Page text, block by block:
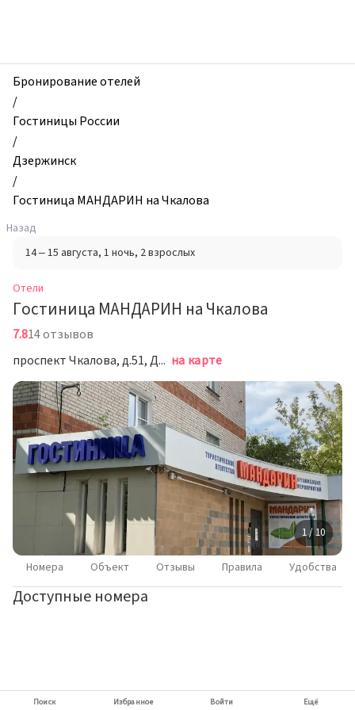
Гостиница
МАНДАРИН
на
Чкалова,
Дзержинск,
Россия
Бронирование отелей
/
Гостиницы России
/
Дзержинск
/
Гостиница МАНДАРИН на Чкалова
Назад
14 – 15 августа, 1 ночь, 2 взрослых
Отели
Гостиница МАНДАРИН на Чкалова
7.814 отзывов
проспект Чкалова, д.51, Дзержинск на карте
1 / 10
Номера Объект Отзывы Правила Удобства
Доступные номера
Поиск Избранное Войти Ещё